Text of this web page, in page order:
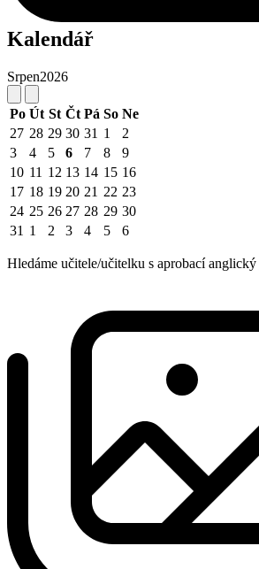
Kalendář
Srpen2026
Po Út St Čt Pá So Ne
27 28 29 30 31 1
2
3
4 5 6 7 8
9
10 11 12 13 14 15 16
17 18 19 20 21 22 23
24 25 26 27 28 29 30
31 1 2 3 4 5 6
Hledáme učitele/učitelku s aprobací